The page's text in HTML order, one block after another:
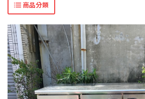
商品分類